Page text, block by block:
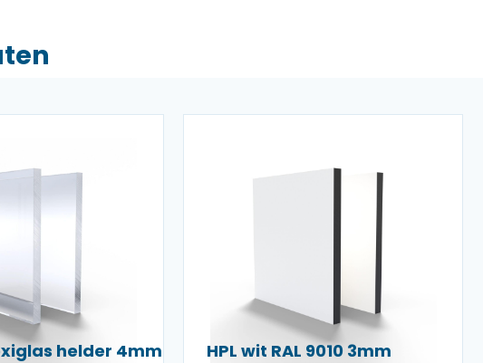
helder 4mm HPL wit RAL 9010 3mm